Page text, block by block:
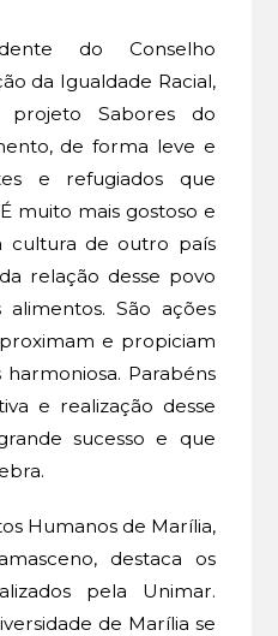
do Conselho
da Igualdade Racial,
projeto Sabores do
de forma leve e
e refugiados que
muito mais gostoso e
cultura de outro país
relação desse povo
São ações
e propiciam
Parabéns
e realização desse
sucesso e que
Humanos de Marília,
destaca os
pela Unimar.
de Marília se